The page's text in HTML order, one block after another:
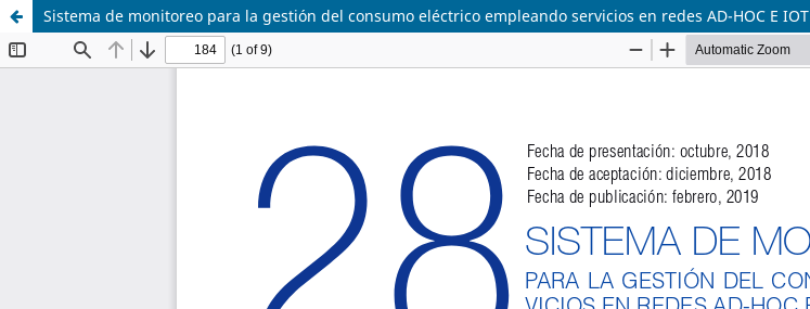
Sistema de monitoreo para la gestión del consumo eléctrico empleando servicios en redes AD-HOC E IOT